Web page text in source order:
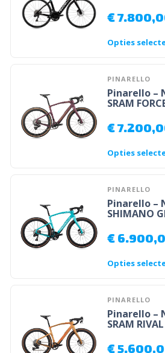
€
Opties
PINARELLO
Pinarello –
SRAM
€
Opties
PINARELLO
Pinarello –
SHIMANO
€
Opties
PINARELLO
Pinarello –
SRAM
€